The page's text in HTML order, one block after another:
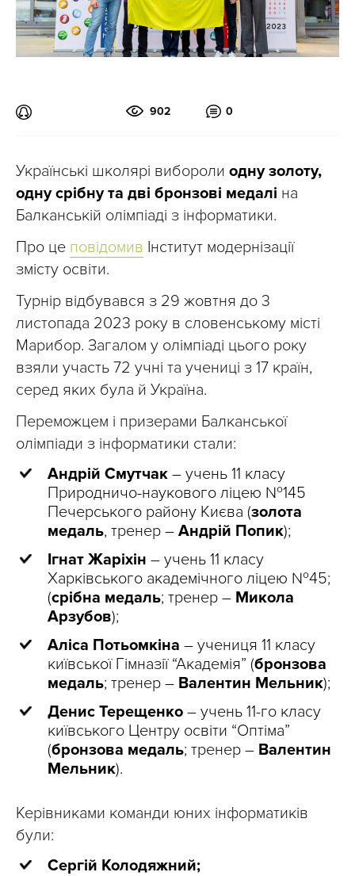
902 0
Українські школярі вибороли одну золоту,
одну срібну та дві бронзові медалі на
Балканській олімпіаді з інформатики.
Про це повідомив Інститут модернізації
змісту освіти.
Турнір відбувався з 29 жовтня до 3
листопада 2023 року в словенському місті
Марибор. Загалом у олімпіаді цього року
взяли участь 72 учні та учениці з 17 країн,
серед яких була й Україна.
Переможцем і призерами Балканської
олімпіади з інформатики стали:
Андрій Смутчак – учень 11 класу
Природничо-наукового ліцею №145
Печерського району Києва (золота
медаль, тренер – Андрій Попик);
Ігнат Жаріхін – учень 11 класу
Харківського академічного ліцею №45;
(срібна медаль; тренер – Микола
Арзубов);
Аліса Потьомкіна – учениця 11 класу
київської Гімназії “Академія” (бронзова
медаль; тренер – Валентин Мельник);
Денис Терещенко – учень 11-го класу
київського Центру освіти “Оптіма”
(бронзова медаль; тренер – Валентин
Мельник).
Керівниками команди юних інформатиків
були:
Сергій Колодяжний;